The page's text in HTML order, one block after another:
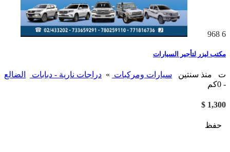
6
968
مكتب ليزر لتأجير السيارات
ت منذ سنتين سيارات ومركبات » دراجات نارية - دبابات
الضالع
- 0كم
1,300 $
حفظ